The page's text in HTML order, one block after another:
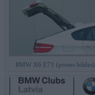
BMW X6 E71 (preses bildes)